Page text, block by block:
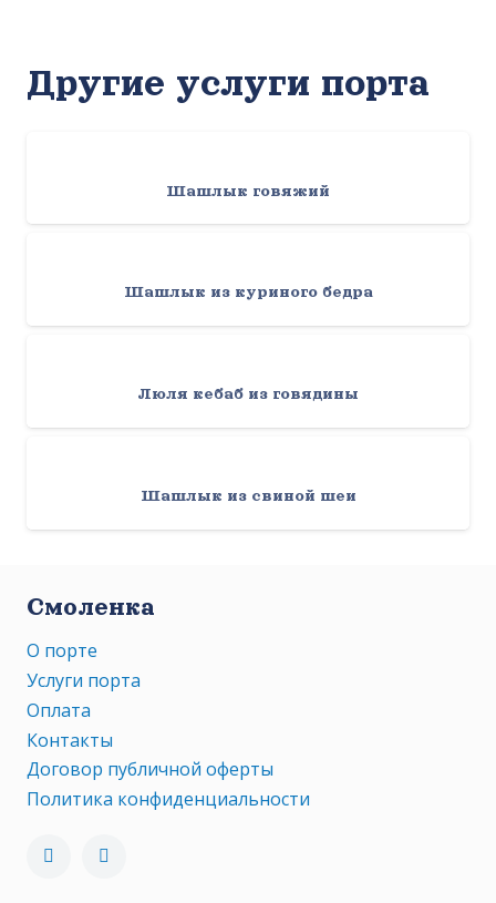
Другие услуги порта
Шашлык говяжий
Шашлык из куриного бедра
Люля кебаб из говядины
Шашлык из свиной шеи
Смоленка
О порте
Услуги порта
Оплата
Контакты
Договор публичной оферты
Политика конфиденциальности